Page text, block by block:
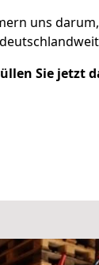
uns
Sie jetzt